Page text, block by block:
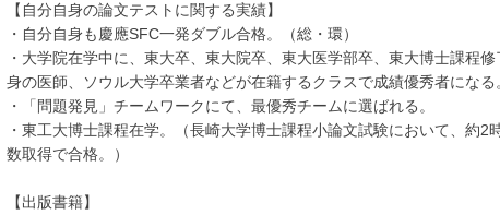
【自分自身の論文テストに関する実績】
・自分自身も慶應SFC一発ダブル合格。（総・環）
・大学院在学中に、東大卒、東大院卒、東大医学部卒、東大博士課程
身の医師、ソウル大学卒業者などが在籍するクラスで成績優秀者になる
・「問題発見」チームワークにて、最優秀チームに選ばれる。
・東工大博士課程在学。（長崎大学博士課程小論文試験において、約
数取得で合格。）
【出版書籍】